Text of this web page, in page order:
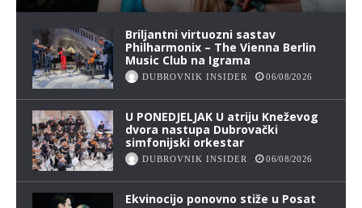
Briljantni virtuozni sastav
Philharmonix – The Vienna Berlin
Music Club na Igrama
DUBROVNIK INSIDER 06/08/2026
U PONEDJELJAK U atriju Kneževog
dvora nastupa Dubrovački
simfonijski orkestar
DUBROVNIK INSIDER 06/08/2026
Ekvinocijo ponovno stiže u Posat